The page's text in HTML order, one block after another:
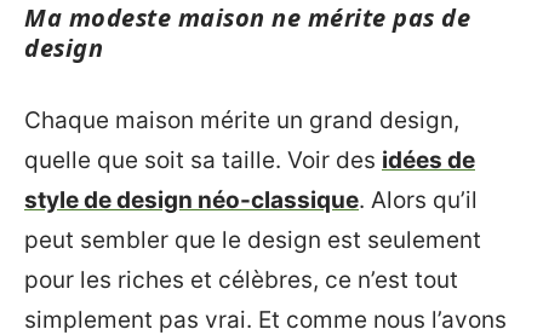
Ma modeste maison ne mérite pas de
design
Chaque maison mérite un grand design,
quelle que soit sa taille. Voir des idées de
style de design néo-classique. Alors qu’il
peut sembler que le design est seulement
pour les riches et célèbres, ce n’est tout
simplement pas vrai. Et comme nous l’avons